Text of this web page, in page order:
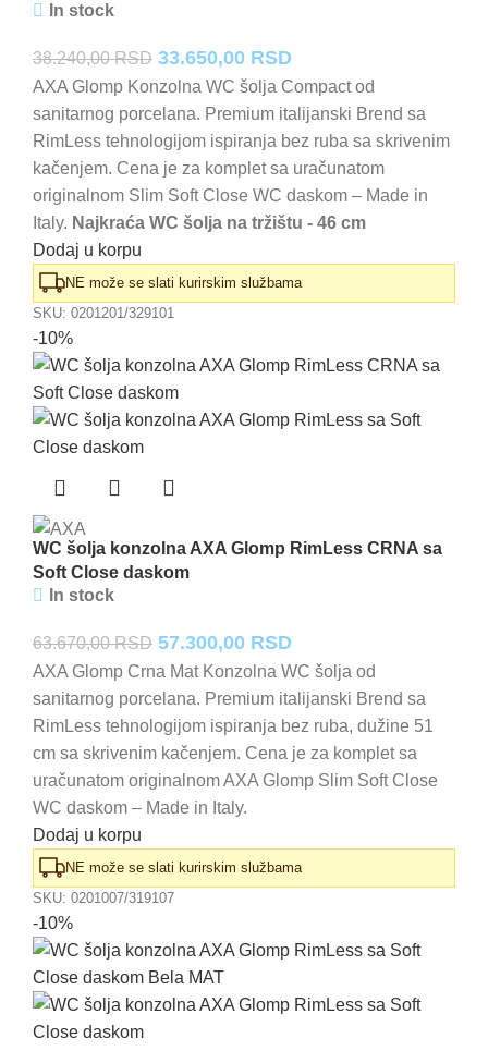
In stock
38.240,00RSD Originalna
cena
je
bila:
38.240,00 RSD.
33.650,00 RSDTrenutna
cena
je:
33.650,00 RSD.
AXA Glomp Konzolna WC šolja Compact od
sanitarnog porcelana. Premium italijanski Brend sa
RimLess tehnologijom ispiranja bez ruba sa skrivenim
kačenjem. Cena je za komplet sa uračunatom
originalnom Slim Soft Close WC daskom – Made in
Italy. Najkraća WC šolja na tržištu - 46 cm
Dodaj u korpu
NE može se slati kurirskim službama
SKU: 0201201/329101
-10%
WC šolja konzolna AXA Glomp RimLess CRNA sa
Soft Close daskom
In stock
63.670,00RSD Originalna
cena
je
bila:
63.670,00 RSD.
57.300,00 RSDTrenutna
cena
je:
57.300,00 RSD.
AXA Glomp Crna Mat Konzolna WC šolja od
sanitarnog porcelana. Premium italijanski Brend sa
RimLess tehnologijom ispiranja bez ruba, dužine 51
cm sa skrivenim kačenjem. Cena je za komplet sa
uračunatom originalnom AXA Glomp Slim Soft Close
WC daskom – Made in Italy.
Dodaj u korpu
NE može se slati kurirskim službama
SKU: 0201007/319107
-10%